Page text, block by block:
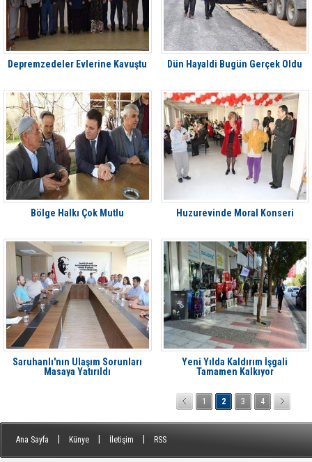
Depremzedeler Evlerine Kavuştu Dün Hayaldi Bugün Gerçek Oldu
Bölge Halkı Çok Mutlu Huzurevinde Moral Konseri
Saruhanlı'nın Ulaşım Sorunları
Masaya Yatırıldı
Yeni Yılda Kaldırım İşgali
Tamamen Kalkıyor
1 2 3 4
Ana Sayfa Künye İletişim RSS